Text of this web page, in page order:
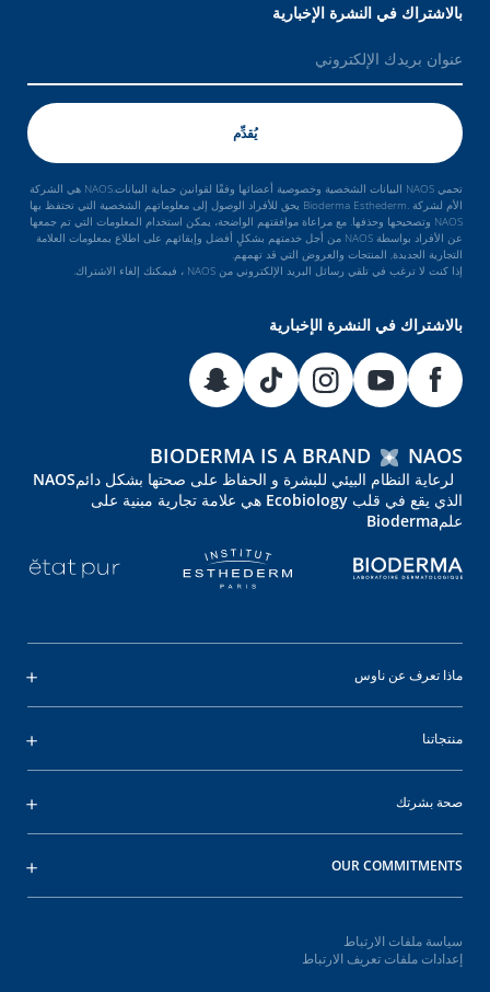
بالاشتراك في النشرة الإخبارية
تحمي NAOS البيانات الشخصية وخصوصية أعضائها وفقًا لقوانين حماية البيانات.NAOS هي الشركة
الأم لشركة .Bioderma Esthederm يحق للأفراد الوصول إلى معلوماتهم الشخصية التي تحتفظ بها
NAOS وتصحيحها وحذفها. مع مراعاة موافقتهم الواضحة، يمكن استخدام المعلومات التي تم جمعها
عن الأفراد بواسطة NAOS من أجل خدمتهم بشكلٍ أفضل وإبقائهم على اطلاع بمعلومات العلامة
التجارية الجديدة, المنتجات والعروض التي قد تهمهم.
إذا كنت لا ترغب في تلقي رسائل البريد الإلكتروني من NAOS ، فيمكنك إلغاء الاشتراك.
بالاشتراك في النشرة الإخبارية
BIODERMA IS A BRAND NAOS
لرعاية النظام البيئي للبشرة و الحفاظ على صحتها بشكل دائمNAOS
الذي يقع في قلب Ecobiology هي علامة تجارية مبنية على
علمBioderma
ماذا تعرف عن ناوس
منتجاتنا
صحة بشرتك
OUR COMMITMENTS
سياسة ملفات الارتباط
إعدادات ملفات تعريف الارتباط